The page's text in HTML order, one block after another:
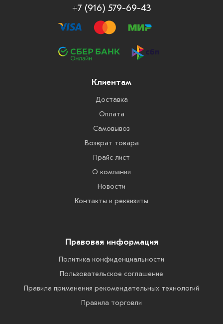
+7 (916) 579-69-43
Клиентам
Доставка
Оплата
Самовывоз
Возврат товара
Прайс лист
О компании
Новости
Контакты и реквизиты
Правовая информация
Политика конфиденциальности
Пользовательское соглашение
Правила применения рекомендательных технологий
Правила торговли